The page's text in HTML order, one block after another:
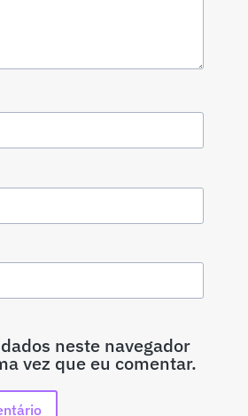
neste navegador
vez que eu comentar.